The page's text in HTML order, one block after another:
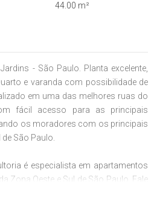
44.00 m²
- São Paulo. Planta excelente,
e varanda com possibilidade de
em uma das melhores ruas do
fácil acesso para as principais
os moradores com os principais
São Paulo.
é especialista em apartamentos
Zona Oeste e Sul de São Paulo. Fale
Encontre outras